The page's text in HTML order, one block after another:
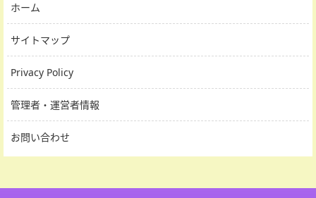
ホーム
サイトマップ
Privacy Policy
管理者・運営者情報
お問い合わせ